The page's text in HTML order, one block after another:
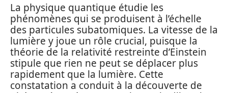
La physique quantique étudie les
phénomènes qui se produisent à l’échelle
des particules subatomiques. La vitesse de la
lumière y joue un rôle crucial, puisque la
théorie de la relativité restreinte d’Einstein
stipule que rien ne peut se déplacer plus
rapidement que la lumière. Cette
constatation a conduit à la découverte de